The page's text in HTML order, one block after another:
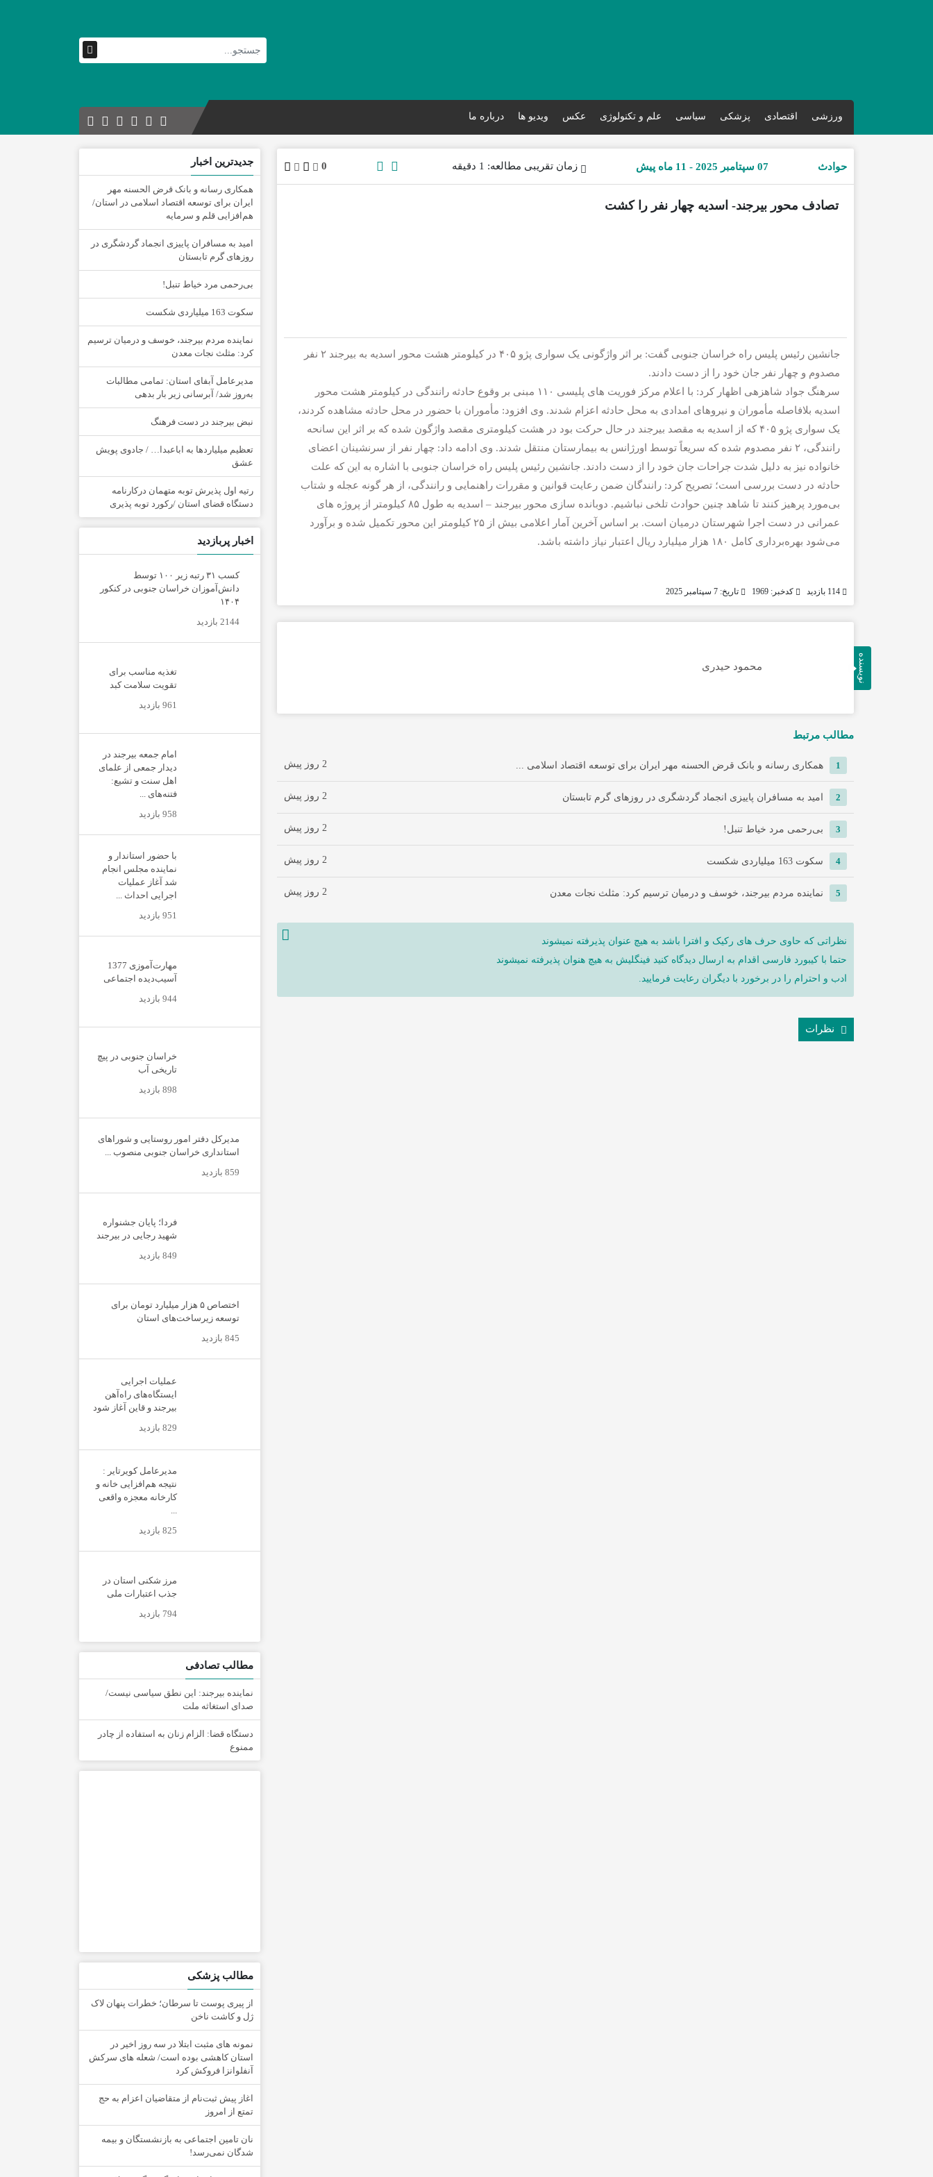
ورزشی اقتصادی پزشکی سیاسی علم و تکنولوژی عکس ویدیو ها درباره ما
حوادث 07 سپتامبر 2025 - 11 ماه پیش زمان تقریبی مطالعه: 1 دقیقه 0
تصادف محور بیرجند- اسدیه چهار نفر را کشت
جانشین رئیس پلیس راه خراسان جنوبی گفت: بر اثر واژگونی یک سواری پژو ۴۰۵ در کیلومتر هشت محور اسدیه به بیرجند ۲ نفر
مصدوم و چهار نفر جان خود را از دست دادند.
سرهنگ جواد شاهزهی اظهار کرد: با اعلام مرکز فوریت های پلیسی ۱۱۰ مبنی بر وقوع حادثه رانندگی در کیلومتر هشت محور
اسدیه بلافاصله مأموران و نیروهای امدادی به محل حادثه اعزام شدند. وی افزود: مأموران با حضور در محل حادثه مشاهده کردند،
یک سواری پژو ۴۰۵ که از اسدیه به مقصد بیرجند در حال حرکت بود در هشت کیلومتری مقصد واژگون شده که بر اثر این سانحه
رانندگی، ۲ نفر مصدوم شده که سریعاً توسط اورژانس به بیمارستان منتقل شدند. وی ادامه داد: چهار نفر از سرنشینان اعضای
خانواده نیز به دلیل شدت جراحات جان خود را از دست دادند. جانشین رئیس پلیس راه خراسان جنوبی با اشاره به این که علت
حادثه در دست بررسی است؛ تصریح کرد: رانندگان ضمن رعایت قوانین و مقررات راهنمایی و رانندگی، از هر گونه عجله و شتاب
بی‌مورد پرهیز کنند تا شاهد چنین حوادث تلخی نباشیم. دوبانده سازی محور بیرجند – اسدیه به طول ۸۵ کیلومتر از پروژه های
عمرانی در دست اجرا شهرستان درمیان است. بر اساس آخرین آمار اعلامی بیش از ۲۵ کیلومتر این محور تکمیل شده و برآورد
می‌شود بهره‌برداری کامل ۱۸۰ هزار میلیارد ریال اعتبار نیاز داشته باشد.
کدخبر: 1969 تاریخ: 7 سپتامبر 2025
نویسنده محمود حیدری
مطالب مرتبط
1 همکاری رسانه و بانک قرض الحسنه مهر ایران برای توسعه اقتصاد اسلامی ... 2 روز پیش
2 امید به مسافران پاییزی انجماد گردشگری در روزهای گرم تابستان 2 روز پیش
3 ‌بی‌رحمی مرد خیاط تنبل! 2 روز پیش
4 سکوت 163 میلیاردی شکست 2 روز پیش
5 نماینده مردم بیرجند، خوسف و درمیان ترسیم کرد: مثلث نجات معدن 2 روز پیش
نظراتی که حاوی حرف های رکیک و افترا باشد به هیچ عنوان پذیرفته نمیشوند
حتما با کیبورد فارسی اقدام به ارسال دیدگاه کنید فینگلیش به هیچ هنوان پذیرفته نمیشوند
ادب و احترام را در برخورد با دیگران رعایت فرمایید.
نظرات
جدیدترین اخبار
همکاری رسانه و بانک قرض الحسنه مهر
ایران برای توسعه اقتصاد اسلامی در استان/
هم‌افزایی قلم و سرمایه
امید به مسافران پاییزی انجماد گردشگری در
روزهای گرم تابستان
‌بی‌رحمی مرد خیاط تنبل!
سکوت 163 میلیاردی شکست
نماینده مردم بیرجند، خوسف و درمیان ترسیم
کرد: مثلث نجات معدن
مدیرعامل آبفای استان: تمامی مطالبات
به‌روز شد/ آبرسانی زیر بار بدهی
نبض بیرجند در دست فرهنگ
تعظیم میلیاردها به اباعبدا… / جادوی پویش
عشق
رتیه اول پذیرش توبه متهمان درکارنامه
دستگاه قضای استان /رکورد توبه پذیری
اخبار پربازدید
کسب ۳۱ رتبه زیر ۱۰۰ توسط
دانش‌آموزان خراسان جنوبی در کنکور
۱۴۰۴
2144 بازدید
تغذیه مناسب برای
تقویت سلامت کبد
961 بازدید
امام جمعه بیرجند در
دیدار جمعی از علمای
اهل سنت و تشیع:
فتنه‌های ...
958 بازدید
با حضور استاندار و
نماینده مجلس انجام
شد آغاز عملیات
اجرایی احداث ...
951 بازدید
مهارت‌آموزی 1377
آسیب‌دیده اجتماعی
944 بازدید
خراسان جنوبی در پیچ
تاریخی آب
898 بازدید
مدیرکل دفتر امور روستایی و شوراهای
استانداری خراسان جنوبی منصوب ...
859 بازدید
فردا؛ پایان جشنواره
شهید رجایی در بیرجند
849 بازدید
اختصاص ۵ هزار میلیارد تومان برای
توسعه زیرساخت‌های استان
845 بازدید
عملیات اجرایی
ایستگاه‌های راه‌آهن
بیرجند و قاین آغاز شود
829 بازدید
مدیرعامل کویرتایر :
نتیجه هم‌افزایی خانه و
کارخانه معجزه واقعی
...
825 بازدید
مرز شکنی استان در
جذب اعتبارات ملی
794 بازدید
مطالب تصادفی
نماینده بیرجند: این نطق سیاسی نیست/
صدای استغاثه ملت
دستگاه قضا: الزام زنان به استفاده از چادر
ممنوع
مطالب پزشکی
از پیری پوست تا سرطان؛ خطرات پنهان لاک
ژل و کاشت ناخن
نمونه های مثبت ابتلا در سه روز اخیر در
استان کاهشی بوده است/ شعله های سرکش
آنفلوانزا فروکش کرد
اغاز پیش ثبت‌نام از متقاضیان اعزام به حج
تمتع از امروز
نان تامین اجتماعی به بازنشستگان و بیمه
شدگان نمی‌رسد!